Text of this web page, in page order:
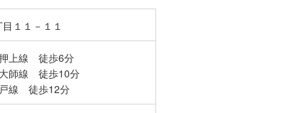
１１－１１
上線 徒歩6分
師線 徒歩10分
線 徒歩12分